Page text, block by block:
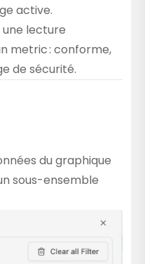
active.
lecture
metric : conforme,
de sécurité.
du graphique
sous-ensemble